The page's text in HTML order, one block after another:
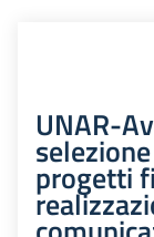
UNAR-
progetti